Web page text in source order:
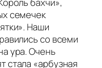
семечек
Наши
со всеми
ура. Очень
стала «арбузная